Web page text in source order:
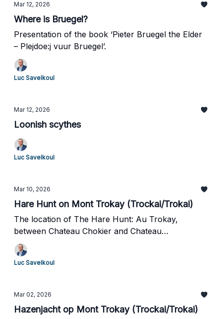
Mar 12, 2026
Where is Bruegel?
Presentation of the book ‘Pieter Bruegel the Elder
– Plejdoe:j vuur Bruegel’.
Luc Savelkoul
Mar 12, 2026
Loonish scythes
Luc Savelkoul
Mar 10, 2026
Hare Hunt on Mont Trokay (Trockai/Trokai)
The location of The Hare Hunt: Au Trokay,
between Chateau Chokier and Chateau
d'Aigremont
Luc Savelkoul
Mar 02, 2026
Hazenjacht op Mont Trokay (Trockai/Trokai)